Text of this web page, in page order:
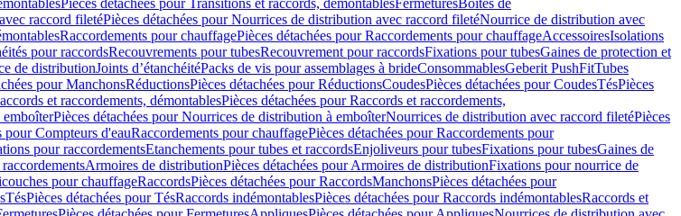
Pièces détachées pour Transitions et raccords, démontablesFermeturesBoîtes de
raccord filetéPièces détachées pour Nourrices de distribution avec raccord filetéNourrice de distribution avec
Raccordements pour chauffagePièces détachées pour Raccordements pour chauffageAccessoiresIsolations
pour raccordsRecouvrements pour tubesRecouvrement pour raccordsFixations pour tubesGaines de protection et
de distributionJoints d’étanchéitéPacks de vis pour assemblages à brideConsommablesGeberit PushFitTubes
pour ManchonsRéductionsPièces détachées pour RéductionsCoudesPièces détachées pour CoudesTésPièces
et raccordements, démontablesPièces détachées pour Raccords et raccordements,
Pièces détachées pour Nourrices de distribution à emboîterNourrices de distribution avec raccord filetéPièces
pour Compteurs d'eauRaccordements pour chauffagePièces détachées pour Raccordements pour
pour raccordementsEtanchements pour tubes et raccordsEnjoliveurs pour tubesFixations pour tubesGaines de
Armoires de distributionPièces détachées pour Armoires de distributionFixations pour nourrice de
pour chauffageRaccordsPièces détachées pour RaccordsManchonsPièces détachées pour
TésPièces détachées pour TésRaccords indémontablesPièces détachées pour Raccords indémontablesRaccords et